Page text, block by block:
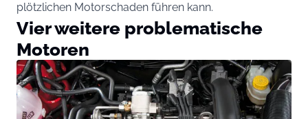
plötzlichen Motorschaden führen kann.
Vier weitere problematische
Motoren